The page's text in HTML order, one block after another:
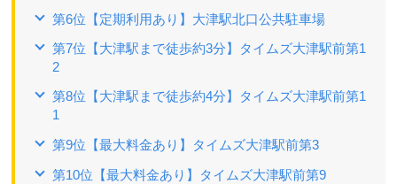
第6位【定期利用あり】大津駅北口公共駐車場
第7位【大津駅まで徒歩約3分】タイムズ大津駅前第1
2
第8位【大津駅まで徒歩約4分】タイムズ大津駅前第1
1
第9位【最大料金あり】タイムズ大津駅前第3
第10位【最大料金あり】タイムズ大津駅前第9